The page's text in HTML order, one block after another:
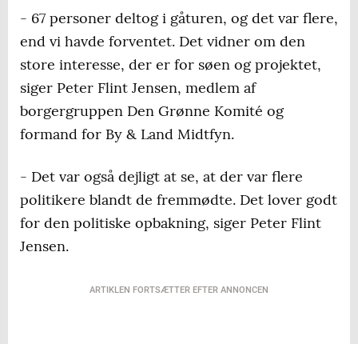
- 67 personer deltog i gåturen, og det var flere,
end vi havde forventet. Det vidner om den
store interesse, der er for søen og projektet,
siger Peter Flint Jensen, medlem af
borgergruppen Den Grønne Komité og
formand for By & Land Midtfyn.
- Det var også dejligt at se, at der var flere
politikere blandt de fremmødte. Det lover godt
for den politiske opbakning, siger Peter Flint
Jensen.
ARTIKLEN FORTSÆTTER EFTER ANNONCEN